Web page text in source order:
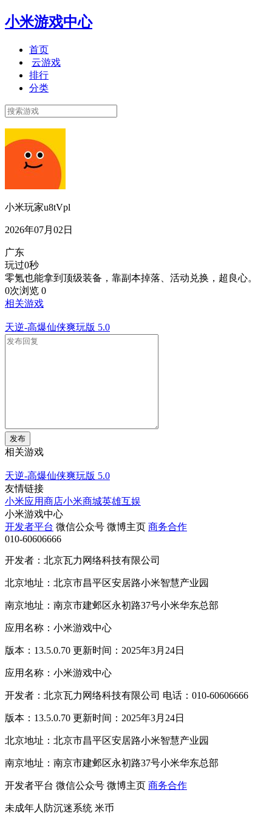
小米游戏中心
首页
云游戏
排行
分类
小米玩家u8tVpl
2026年07月02日
广东
玩过0秒
零氪也能拿到顶级装备，靠副本掉落、活动兑换，超良心。
0次浏览 0
相关游戏
天逆-高爆仙侠爽玩版 5.0
发布
相关游戏
天逆-高爆仙侠爽玩版 5.0
友情链接
小米应用商店小米商城英雄互娱
小米游戏中心
开发者平台 微信公众号 微博主页 商务合作
010-60606666
开发者：北京瓦力网络科技有限公司
北京地址：北京市昌平区安居路小米智慧产业园
南京地址：南京市建邺区永初路37号小米华东总部
应用名称：小米游戏中心
版本：13.5.0.70 更新时间：2025年3月24日
应用名称：小米游戏中心
开发者：北京瓦力网络科技有限公司 电话：010-60606666
版本：13.5.0.70 更新时间：2025年3月24日
北京地址：北京市昌平区安居路小米智慧产业园
南京地址：南京市建邺区永初路37号小米华东总部
开发者平台 微信公众号 微博主页 商务合作
未成年人防沉迷系统 米币